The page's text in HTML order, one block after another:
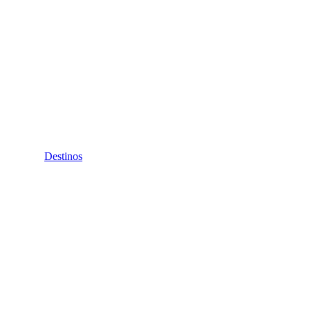
Destinos